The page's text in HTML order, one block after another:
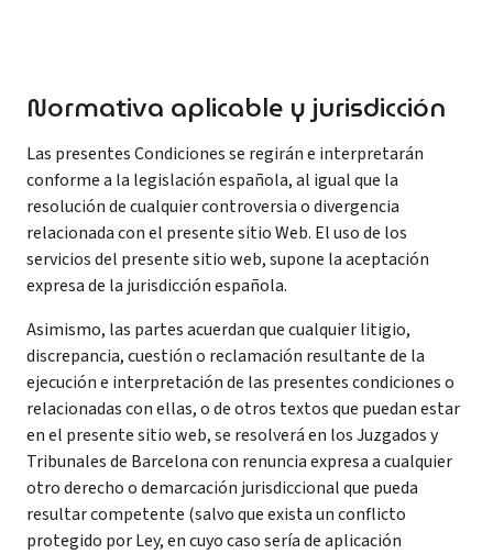
Normativa aplicable y jurisdicción
Las presentes Condiciones se regirán e interpretarán
conforme a la legislación española, al igual que la
resolución de cualquier controversia o divergencia
relacionada con el presente sitio Web. El uso de los
servicios del presente sitio web, supone la aceptación
expresa de la jurisdicción española.
Asimismo, las partes acuerdan que cualquier litigio,
discrepancia, cuestión o reclamación resultante de la
ejecución e interpretación de las presentes condiciones o
relacionadas con ellas, o de otros textos que puedan estar
en el presente sitio web, se resolverá en los Juzgados y
Tribunales de Barcelona con renuncia expresa a cualquier
otro derecho o demarcación jurisdiccional que pueda
resultar competente (salvo que exista un conflicto
protegido por Ley, en cuyo caso sería de aplicación